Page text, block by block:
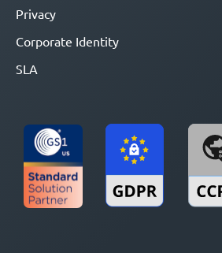
Privacy
Corporate Identity
SLA